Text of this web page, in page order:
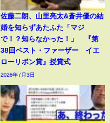
佐藤二朗、山里亮太&蒼井優の結
婚を知らずあたふた「マジ
で！？知らなかった！」 『第
38回ベスト・ファーザー イエ
ローリボン賞』授賞式
2026年7月3日